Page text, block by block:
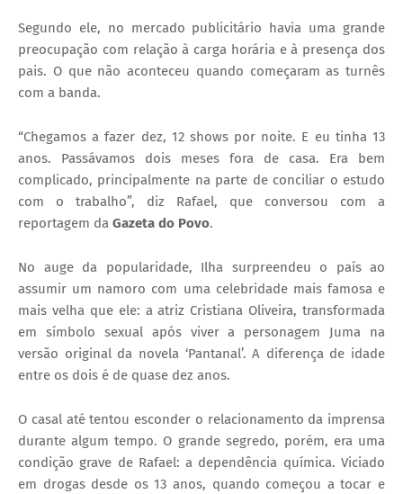
Segundo ele, no mercado publicitário havia uma grande
preocupação com relação à carga horária e à presença dos
pais. O que não aconteceu quando começaram as turnês
com a banda.
“Chegamos a fazer dez, 12 shows por noite. E eu tinha 13
anos. Passávamos dois meses fora de casa. Era bem
complicado, principalmente na parte de conciliar o estudo
com o trabalho”, diz Rafael, que conversou com a
reportagem da Gazeta do Povo.
No auge da popularidade, Ilha surpreendeu o país ao
assumir um namoro com uma celebridade mais famosa e
mais velha que ele: a atriz Cristiana Oliveira, transformada
em símbolo sexual após viver a personagem Juma na
versão original da novela ‘Pantanal’. A diferença de idade
entre os dois é de quase dez anos.
O casal até tentou esconder o relacionamento da imprensa
durante algum tempo. O grande segredo, porém, era uma
condição grave de Rafael: a dependência química. Viciado
em drogas desde os 13 anos, quando começou a tocar e